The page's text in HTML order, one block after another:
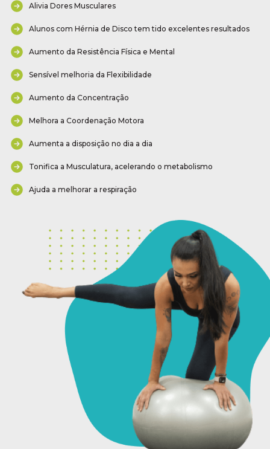
Alivia Dores Musculares
Alunos com Hérnia de Disco tem tido excelentes resultados
Aumento da Resistência Física e Mental
Sensível melhoria da Flexibilidade
Aumento da Concentração
Melhora a Coordenação Motora
Aumenta a disposição no dia a dia
Tonifica a Musculatura, acelerando o metabolismo
Ajuda a melhorar a respiração